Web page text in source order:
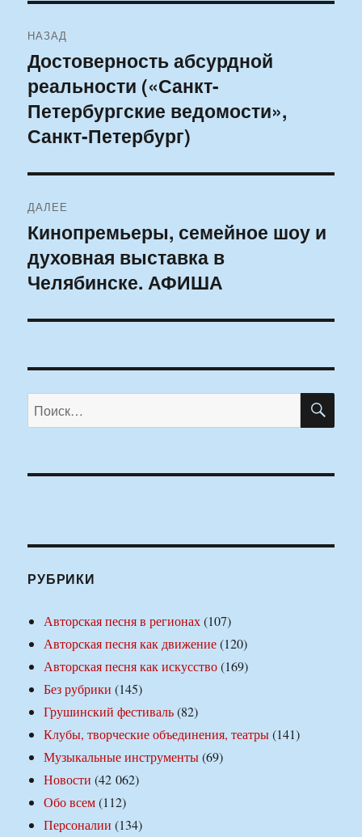
по
записям
НАЗАД
Предыдущая
запись:
Достоверность абсурдной
реальности («Санкт-
Петербургские ведомости»,
Санкт-Петербург)
ДАЛЕЕ
Следующая
запись:
Кинопремьеры, семейное шоу и
духовная выставка в
Челябинске. АФИША
Искать:
РУБРИКИ
Авторская песня в регионах(107)
Авторская песня как движение(120)
Авторская песня как искусство(169)
Без рубрики (145)
Грушинский фестиваль(82)
Клубы, творческие объединения, театры(141)
Музыкальные инструменты(69)
Новости (42 062)
Обо всем(112)
Персоналии (134)